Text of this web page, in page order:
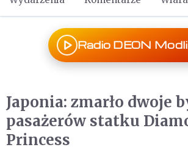
Radio DEON
Japonia: zmarło dwoje
pasażerów statku
Princess